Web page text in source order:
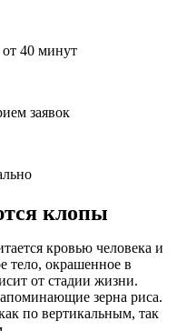
от 40 минут
заявок
клопы
кровью человека и
тело, окрашенное в
от стадии жизни.
зерна риса.
по вертикальным, так